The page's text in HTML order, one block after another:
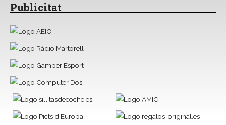
Publicitat